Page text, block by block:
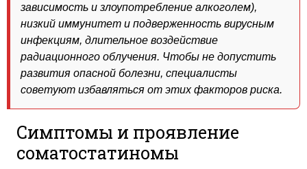
зависимость и злоупотребление алкоголем),
низкий иммунитет и подверженность вирусным
инфекциям, длительное воздействие
радиационного облучения. Чтобы не допустить
развития опасной болезни, специалисты
советуют избавляться от этих факторов риска.
Симптомы и проявление
соматостатиномы